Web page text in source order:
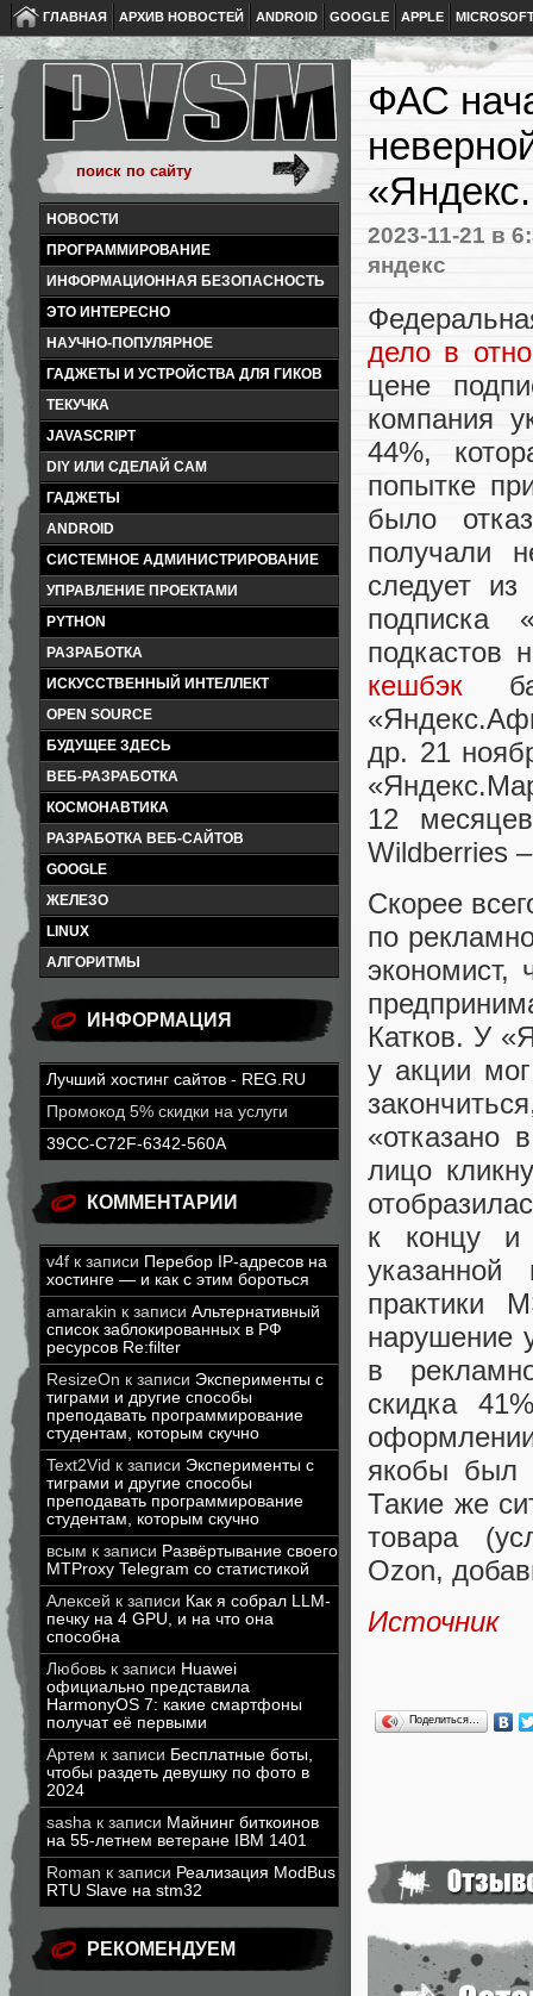
ГЛАВНАЯ АРХИВ НОВОСТЕЙ ANDROID GOOGLE APPLE
НОВОСТИ
ПРОГРАММИРОВАНИЕ
ИНФОРМАЦИОННАЯ БЕЗОПАСНОСТЬ
ЭТО ИНТЕРЕСНО
НАУЧНО-ПОПУЛЯРНОЕ
ГАДЖЕТЫ И УСТРОЙСТВА ДЛЯ ГИКОВ
ТЕКУЧКА
JAVASCRIPT
DIY ИЛИ СДЕЛАЙ САМ
ГАДЖЕТЫ
ANDROID
СИСТЕМНОЕ АДМИНИСТРИРОВАНИЕ
УПРАВЛЕНИЕ ПРОЕКТАМИ
PYTHON
РАЗРАБОТКА
ИСКУССТВЕННЫЙ ИНТЕЛЛЕКТ
OPEN SOURCE
БУДУЩЕЕ ЗДЕСЬ
ВЕБ-РАЗРАБОТКА
КОСМОНАВТИКА
РАЗРАБОТКА ВЕБ-САЙТОВ
GOOGLE
ЖЕЛЕЗО
LINUX
АЛГОРИТМЫ
ИНФОРМАЦИЯ
Лучший хостинг сайтов - REG.RU
Промокод 5% скидки на услуги
39CC-C72F-6342-560A
КОММЕНТАРИИ
v4f к записи Перебор IP-адресов на
хостинге — и как с этим бороться
amarakin к записи Альтернативный
список заблокированных в РФ
ресурсов Re:filter
ResizeOn к записи Эксперименты с
тиграми и другие способы
преподавать программирование
студентам, которым скучно
Text2Vid к записи Эксперименты с
тиграми и другие способы
преподавать программирование
студентам, которым скучно
всым к записи Развёртывание своего
MTProxy Telegram со статистикой
Алексей к записи Как я собрал LLM-
печку на 4 GPU, и на что она
способна
Любовь к записи Huawei
официально представила
HarmonyOS 7: какие смартфоны
получат её первыми
Артем к записи Бесплатные боты,
чтобы раздеть девушку по фото в
2024
sasha к записи Майнинг биткоинов
на 55-летнем ветеране IBM 1401
Roman к записи Реализация ModBus
RTU Slave на stm32
РЕКОМЕНДУЕМ
ФАС
2023-11-21 в
яндекс
дело в
цене
компания
44%,
попытке
было
получали
следует
подписка
подкастов
кешбэк
др. 21
12
Wildberries
Скорее
по
экономист,
Катков. У
у акции
«отказано
лицо
к концу и
указанной
практики
нарушение
в
скидка
якобы был
Такие же
товара
Ozon,
Источник
Поделиться…